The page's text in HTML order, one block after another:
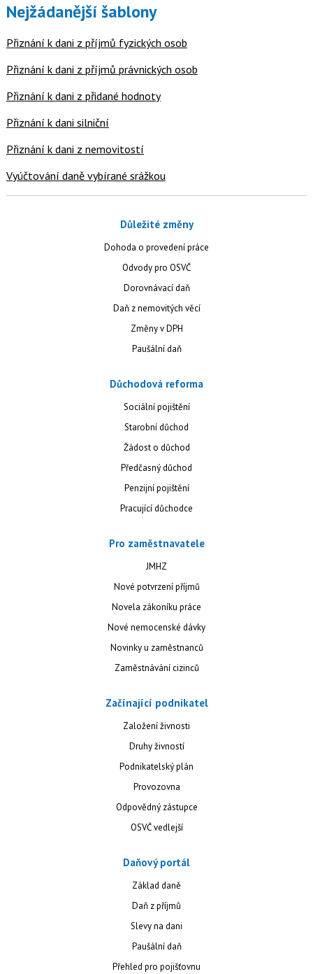
Nejžádanější šablony
Přiznání k dani z příjmů fyzických osob
Přiznání k dani z příjmů právnických osob
Přiznání k dani z přidané hodnoty
Přiznání k dani silniční
Přiznání k dani z nemovitostí
Vyúčtování daně vybírané srážkou
Důležité změny
Dohoda o provedení práce
Odvody pro OSVČ
Dorovnávací daň
Daň z nemovitých věcí
Změny v DPH
Paušální daň
Důchodová reforma
Sociální pojištění
Starobní důchod
Žádost o důchod
Předčasný důchod
Penzijní pojištění
Pracující důchodce
Pro zaměstnavatele
JMHZ
Nové potvrzení příjmů
Novela zákoníku práce
Nové nemocenské dávky
Novinky u zaměstnanců
Zaměstnávání cizinců
Začínající podnikatel
Založení živnosti
Druhy živností
Podnikatelský plán
Provozovna
Odpovědný zástupce
OSVČ vedlejší
Daňový portál
Základ daně
Daň z příjmů
Slevy na dani
Paušální daň
Přehled pro pojišťovnu